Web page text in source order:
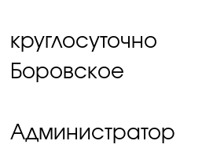
круглосуточно
Боровское
Администратор